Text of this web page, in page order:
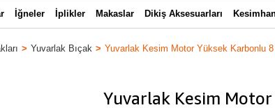
İğneler İplikler Makaslar Dikiş Aksesuarları
Yuvarlak Bıçak Yuvarlak Kesim Motor Yüksek Karbonlu
Yuvarlak Kesim Motor